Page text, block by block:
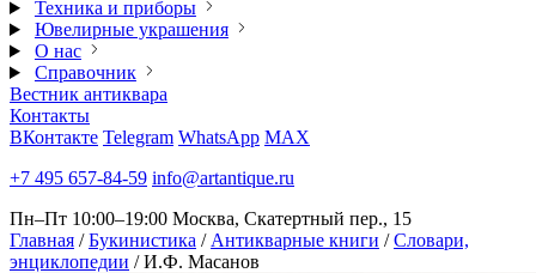
Техника и приборы
Ювелирные украшения
О нас
Справочник
Вестник антиквара
Контакты
ВКонтакте Telegram WhatsApp MAX
+7 495 657-84-59 info@artantique.ru
Пн–Пт 10:00–19:00 Москва, Скатертный пер., 15
Главная / Букинистика / Антикварные книги / Словари,
энциклопедии / И.Ф. Масанов